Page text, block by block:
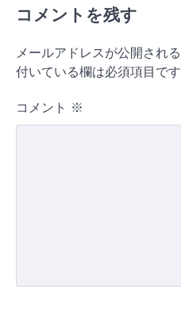
コメントを残す
メールアドレスが公開され
付いている欄は必須項目です
コメント ※